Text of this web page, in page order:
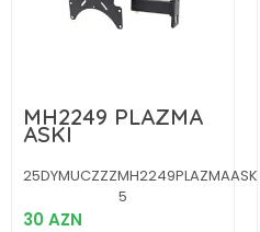
MH2249 PLAZMA
ASKI
25DYMUCZZZMH2249PLAZMAASKI-
5
30 AZN